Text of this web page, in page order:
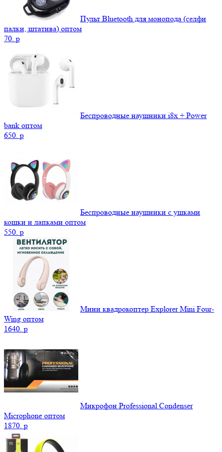
Пульт Bluetooth для монопода (селфи
палки, штатива) оптом
70. p
Беспроводные наушники i8x + Power
bank оптом
650. p
Беспроводные наушники с ушками
кошки и лапками оптом
550. p
Мини квадрокоптер Explorer Mini Four-
Wing оптом
1640. p
Микрофон Professional Condenser
Microphone оптом
1870. p